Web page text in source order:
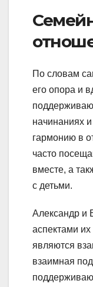
По словам
его опора и
начинаниях
гармонию в
часто
вместе, а
с детьми.
Александр и
аспектами
являются
взаимная